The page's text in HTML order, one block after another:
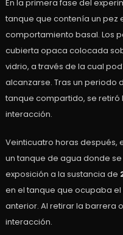
En la primera fase del
tanque que contenía un pez
comportamiento basal. Los
cubierta opaca colocada
vidrio, a través de la cual
alcanzarse. Tras un periodo
tanque compartido, se
interacción.
Veinticuatro horas después,
un tanque de agua donde
exposición a la sustancia de
en el tanque que ocupaba
anterior. Al retirar la barrera
interacción.